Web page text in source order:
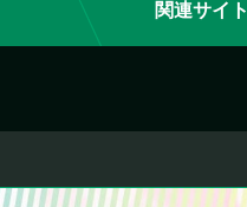
関連サイト